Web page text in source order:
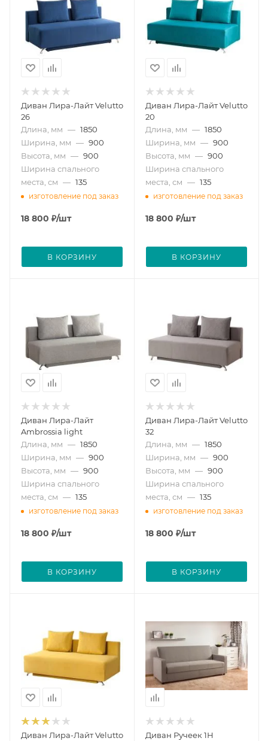
Диван Лира-Лайт Velutto
26
Длина, мм — 1850
Ширина, мм — 900
Высота, мм — 900
Ширина спального
места, см — 135
изготовление под заказ
18 800 ₽/шт
В КОРЗИНУ
Диван Лира-Лайт Velutto
20
Длина, мм — 1850
Ширина, мм — 900
Высота, мм — 900
Ширина спального
места, см — 135
изготовление под заказ
18 800 ₽/шт
В КОРЗИНУ
Диван Лира-Лайт
Ambrossia light
Длина, мм — 1850
Ширина, мм — 900
Высота, мм — 900
Ширина спального
места, см — 135
изготовление под заказ
18 800 ₽/шт
В КОРЗИНУ
Диван Лира-Лайт Velutto
32
Длина, мм — 1850
Ширина, мм — 900
Высота, мм — 900
Ширина спального
места, см — 135
изготовление под заказ
18 800 ₽/шт
В КОРЗИНУ
Диван Лира-Лайт Velutto
Диван Ручеек 1Н